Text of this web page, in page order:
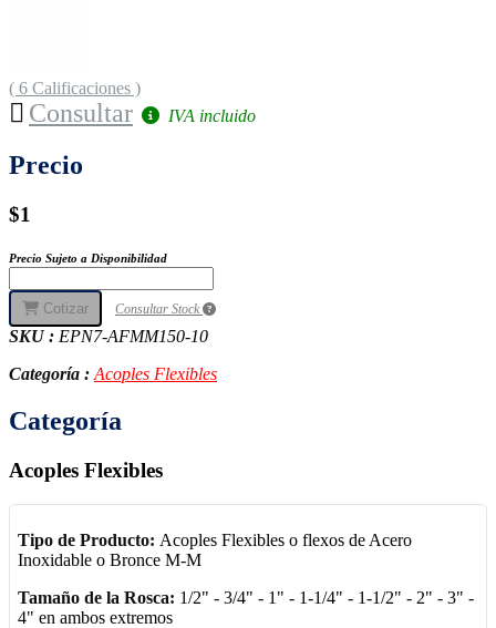
( 6 Calificaciones )
Consultar IVA incluido
Precio
$1
Precio Sujeto a Disponibilidad
Cotizar Consultar Stock
SKU : EPN7-AFMM150-10
Categoría :Acoples Flexibles
Categoría
Acoples Flexibles
Tipo de Producto: Acoples Flexibles o flexos de Acero
Inoxidable o Bronce M-M
Tamaño de la Rosca: 1/2" - 3/4" - 1" - 1-1/4" - 1-1/2" - 2" - 3" -
4" en ambos extremos